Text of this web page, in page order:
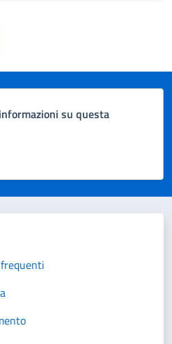
su questa
stelle su 5
su 5
5